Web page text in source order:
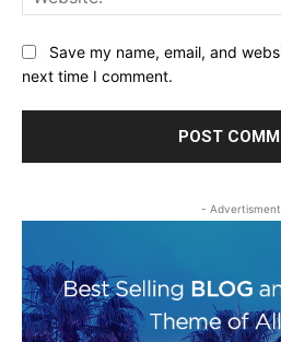
Save my name, email, and
next time I comment.
-